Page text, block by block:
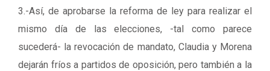
3.-Así, de aprobarse la reforma de ley para realizar el
mismo día de las elecciones, -tal como parece
sucederá- la revocación de mandato, Claudia y Morena
dejarán fríos a partidos de oposición, pero también a la